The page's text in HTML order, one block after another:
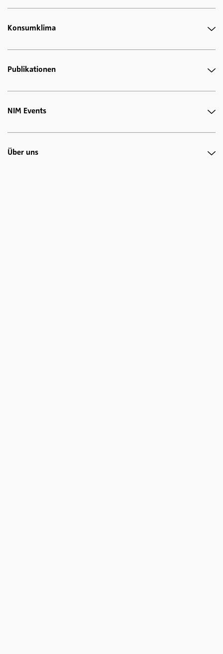
Konsumklima
Publikationen
NIM Events
Über uns